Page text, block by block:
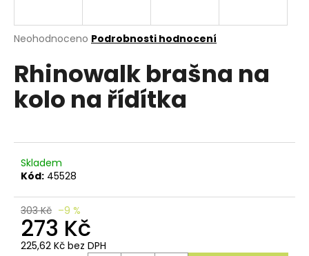
Průměrné
produktu
je
0,0
Neohodnoceno Podrobnosti hodnocení
Rhinowalk brašna na
kolo na řídítka
Skladem
Kód: 45528
303 Kč –9 %
273 Kč
225,62 Kč bez DPH
n
a
í
t
?
D